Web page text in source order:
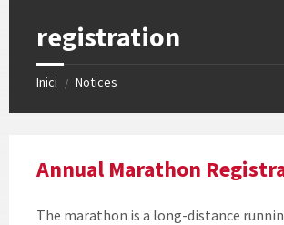
registration
Inici / Notices
Annual Marathon
The marathon is a long-distance